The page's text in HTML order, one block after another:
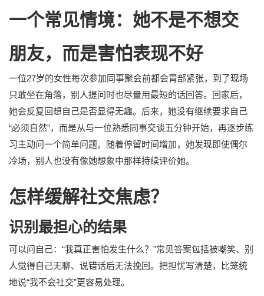
一个常见情境：她不是不想交
朋友，而是害怕表现不好
一位27岁的女性每次参加同事聚会前都会胃部紧张，到了现场
只敢坐在角落，别人提问时也尽量用最短的话回答。回家后，
她会反复回想自己是否显得无趣。后来，她没有继续要求自己
“必须自然”，而是从与一位熟悉同事交谈五分钟开始，再逐步练
习主动问一个简单问题。随着停留时间增加，她发现即使偶尔
冷场，别人也没有像她想象中那样持续评价她。
怎样缓解社交焦虑？
识别最担心的结果
可以问自己：“我真正害怕发生什么？”常见答案包括被嘲笑、别
人觉得自己无聊、说错话后无法挽回。把担忧写清楚，比笼统
地说“我不会社交”更容易处理。